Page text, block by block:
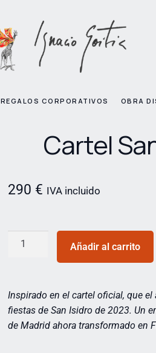
REGALOS CORPORATIVOS OBRA
Cartel
290 € IVA incluido
Añadir al carrito
Inspirado en el cartel oficial, que el
fiestas de San Isidro de 2023. Un
de Madrid ahora transformado en